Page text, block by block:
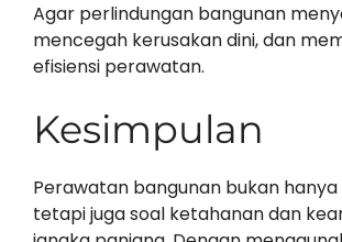
Agar perlindungan bangunan
mencegah kerusakan dini, dan
efisiensi perawatan.
Kesimpulan
Perawatan bangunan bukan
tetapi juga soal ketahanan dan